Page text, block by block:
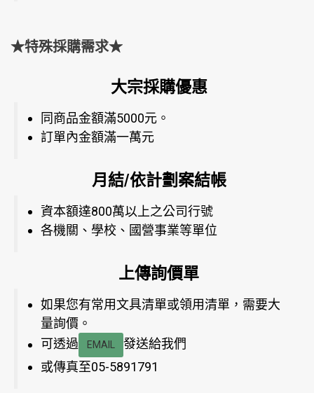
★特殊採購需求★
大宗採購優惠
同商品金額滿5000元。
訂單內金額滿一萬元
月結/依計劃案結帳
資本額達800萬以上之公司行號
各機關、學校、國營事業等單位
上傳詢價單
如果您有常用文具清單或領用清單，需要大
量詢價。
可透過
EMAIL
發送給我們
或傳真至05-5891791